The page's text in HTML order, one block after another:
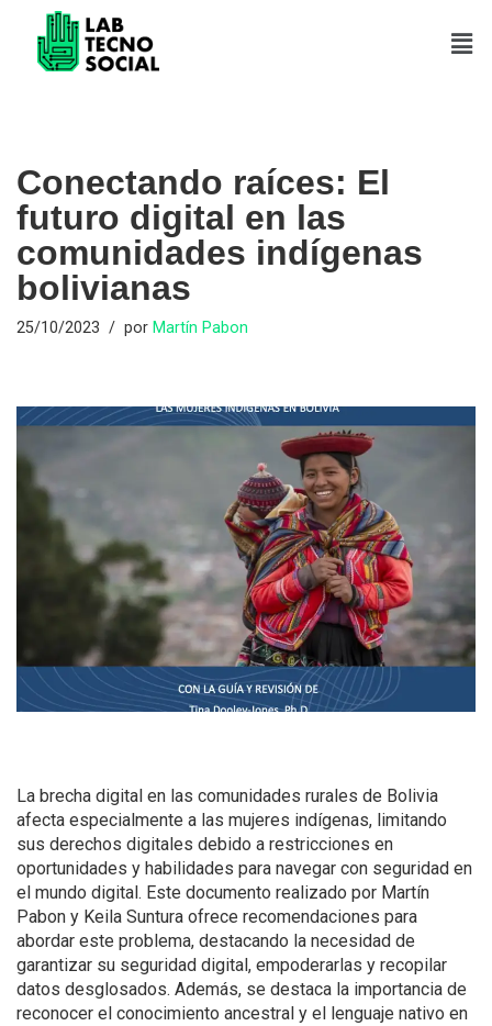
Saltar
Conectando raíces: El
futuro digital en las
comunidades indígenas
bolivianas
25/10/2023 por Martín Pabon
La brecha digital en las comunidades rurales de Bolivia
afecta especialmente a las mujeres indígenas, limitando
sus derechos digitales debido a restricciones en
oportunidades y habilidades para navegar con seguridad en
el mundo digital. Este documento realizado por Martín
Pabon y Keila Suntura ofrece recomendaciones para
abordar este problema, destacando la necesidad de
garantizar su seguridad digital, empoderarlas y recopilar
datos desglosados. Además, se destaca la importancia de
reconocer el conocimiento ancestral y el lenguaje nativo en